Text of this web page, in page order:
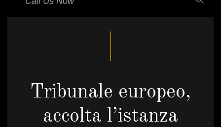
Tribunale europeo,
accolta l’istanza